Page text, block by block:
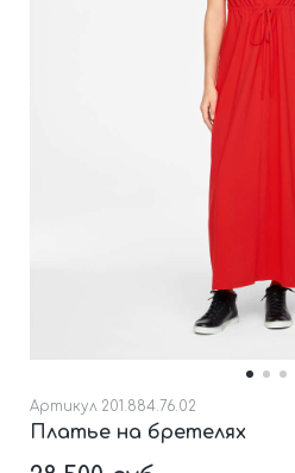
Артикул 201.884.76.02
Платье на бретелях